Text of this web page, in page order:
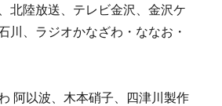
北陸放送、テレビ金沢、金沢ケ
川、ラジオかなざわ・ななお・
阿以波、木本硝子、四津川製作